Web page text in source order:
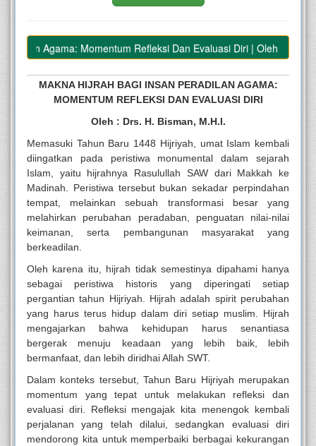
Agama: Momentum Refleksi Dan Evaluasi Diri | Oleh : Drs. H.
MAKNA HIJRAH BAGI INSAN PERADILAN AGAMA:
MOMENTUM REFLEKSI DAN EVALUASI DIRI
Oleh : Drs. H. Bisman, M.H.I.
Memasuki Tahun Baru 1448 Hijriyah, umat Islam kembali
diingatkan pada peristiwa monumental dalam sejarah
Islam, yaitu hijrahnya Rasulullah SAW dari Makkah ke
Madinah. Peristiwa tersebut bukan sekadar perpindahan
tempat, melainkan sebuah transformasi besar yang
melahirkan perubahan peradaban, penguatan nilai-nilai
keimanan, serta pembangunan masyarakat yang
berkeadilan.
Oleh karena itu, hijrah tidak semestinya dipahami hanya
sebagai peristiwa historis yang diperingati setiap
pergantian tahun Hijriyah. Hijrah adalah spirit perubahan
yang harus terus hidup dalam diri setiap muslim. Hijrah
mengajarkan bahwa kehidupan harus senantiasa
bergerak menuju keadaan yang lebih baik, lebih
bermanfaat, dan lebih diridhai Allah SWT.
Dalam konteks tersebut, Tahun Baru Hijriyah merupakan
momentum yang tepat untuk melakukan refleksi dan
evaluasi diri. Refleksi mengajak kita menengok kembali
perjalanan yang telah dilalui, sedangkan evaluasi diri
mendorong kita untuk memperbaiki berbagai kekurangan